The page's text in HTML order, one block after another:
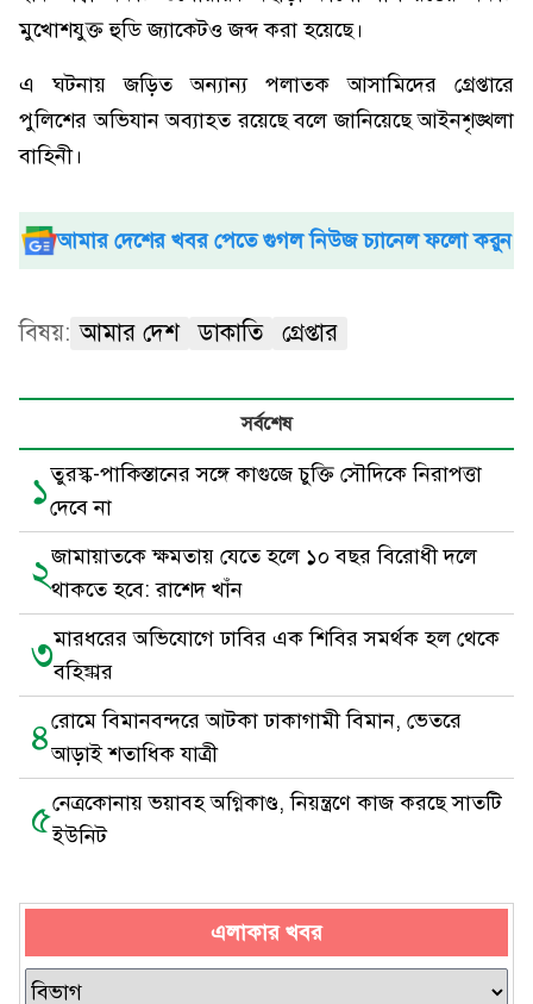
মুখোশযুক্ত হুডি জ্যাকেটও জব্দ করা হয়েছে।
এ ঘটনায় জড়িত অন্যান্য পলাতক আসামিদের গ্রেপ্তারে
পুলিশের অভিযান অব্যাহত রয়েছে বলে জানিয়েছে আইনশৃঙ্খলা
বাহিনী।
আমার দেশের খবর পেতে গুগল নিউজ চ্যানেল ফলো করুন
বিষয়: আমার দেশ ডাকাতি গ্রেপ্তার
সর্বশেষ
১তুরস্ক-পাকিস্তানের সঙ্গে কাগুজে চুক্তি সৌদিকে নিরাপত্তা
দেবে না
২জামায়াতকে ক্ষমতায় যেতে হলে ১০ বছর বিরোধী দলে
থাকতে হবে: রাশেদ খাঁন
৩মারধরের অভিযোগে ঢাবির এক শিবির সমর্থক হল থেকে
বহিষ্কার
৪রোমে বিমানবন্দরে আটকা ঢাকাগামী বিমান, ভেতরে
আড়াই শতাধিক যাত্রী
৫নেত্রকোনায় ভয়াবহ অগ্নিকাণ্ড, নিয়ন্ত্রণে কাজ করছে সাতটি
ইউনিট
এলাকার খবর